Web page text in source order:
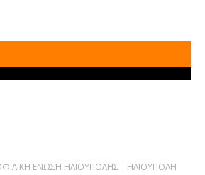
ΕΝΩΣΗ ΗΛΙΟΥΠΟΛΗΣ
ΗΛΙΟΥΠΟΛΗ